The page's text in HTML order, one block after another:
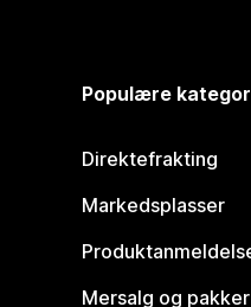
Populære
Direktefrakting
Markedsplasser
Mersalg og pakker